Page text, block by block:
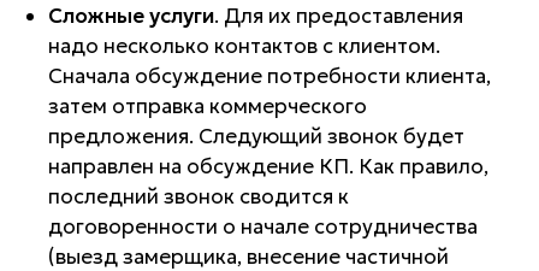
Сложные услуги. Для их предоставления
надо несколько контактов с клиентом.
Сначала обсуждение потребности клиента,
затем отправка коммерческого
предложения. Следующий звонок будет
направлен на обсуждение КП. Как правило,
последний звонок сводится к
договоренности о начале сотрудничества
(выезд замерщика, внесение частичной